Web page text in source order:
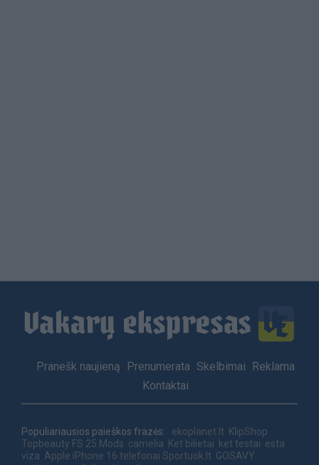
Footer
Pranešk naujieną Prenumerata Skelbimai
Reklama
Kontaktai
Populiariausios paieškos frazės: ekoplanet.lt KlipShop
Topbeauty FS 25 Mods camelia Ket bilietai ket testai esta
viza Apple iPhone 16 telefonai Sportuok.lt GOSAVY